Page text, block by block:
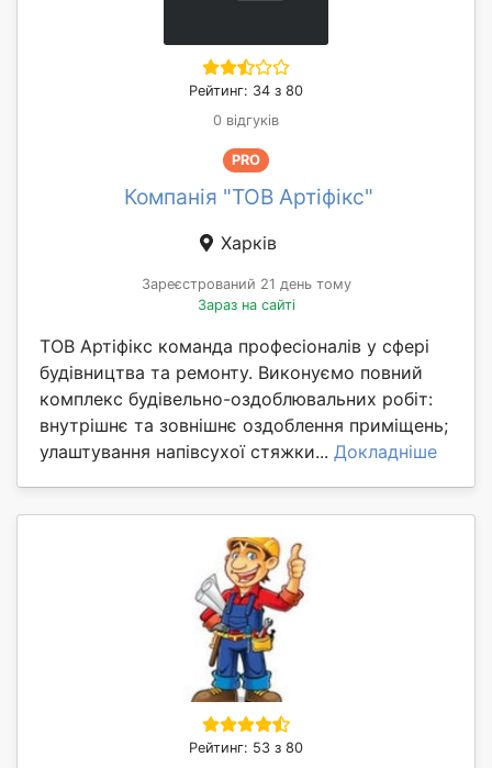
Рейтинг: 34 з 80
0 відгуків
PRO
Компанія "ТОВ Артіфікс"
Харків
Зареєстрований 21 день тому
Зараз на сайті
ТОВ Артіфікс команда професіоналів у сфері
будівництва та ремонту. Виконуємо повний
комплекс будівельно-оздоблювальних робіт:
внутрішнє та зовнішнє оздоблення приміщень;
улаштування напівсухої стяжки... Докладніше
Рейтинг: 53 з 80